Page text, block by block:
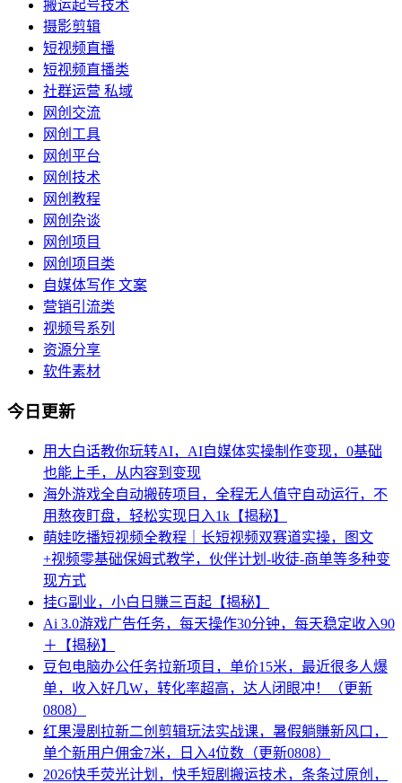
搬运起号技术
摄影剪辑
短视频直播
短视频直播类
社群运营 私域
网创交流
网创工具
网创平台
网创技术
网创教程
网创杂谈
网创项目
网创项目类
自媒体写作 文案
营销引流类
视频号系列
资源分享
软件素材
今日更新
用大白话教你玩转AI，AI自媒体实操制作变现，0基础
也能上手，从内容到变现
海外游戏全自动搬砖项目，全程无人值守自动运行，不
用熬夜盯盘，轻松实现日入1k【揭秘】
萌娃吃播短视频全教程｜长短视频双赛道实操，图文
+视频零基础保姆式教学，伙伴计划-收徒-商单等多种变
现方式
挂G副业，小白日賺三百起【揭秘】
Ai 3.0游戏广告任务，每天操作30分钟，每天稳定收入90
＋【揭秘】
豆包电脑办公任务拉新项目，单价15米，最近很多人爆
单，收入好几W，转化率超高，达人闭眼冲！（更新
0808）
红果漫剧拉新二创剪辑玩法实战课，暑假躺賺新风口，
单个新用户佣金7米，日入4位数（更新0808）
2026快手荧光计划，快手短剧搬运技术，条条过原创，